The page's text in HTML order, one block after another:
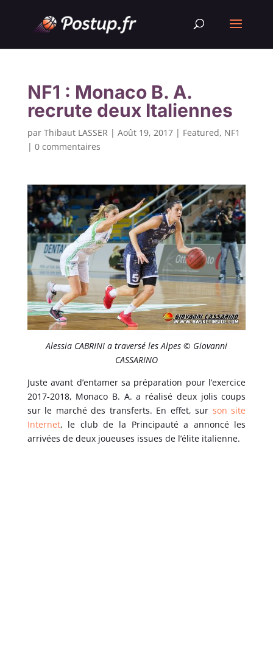
NF1 : Monaco B. A.
recrute deux Italiennes
par Thibaut LASSER | Août 19, 2017| Featured, NF1
| 0 commentaires
Alessia CABRINI a traversé les Alpes © Giovanni
CASSARINO
Juste avant d’entamer sa préparation pour l’exercice
2017-2018, Monaco B. A. a réalisé deux jolis coups
sur le marché des transferts. En effet, sur son site
Internet, le club de la Principauté a annoncé les
arrivées de deux joueuses issues de l’élite italienne.